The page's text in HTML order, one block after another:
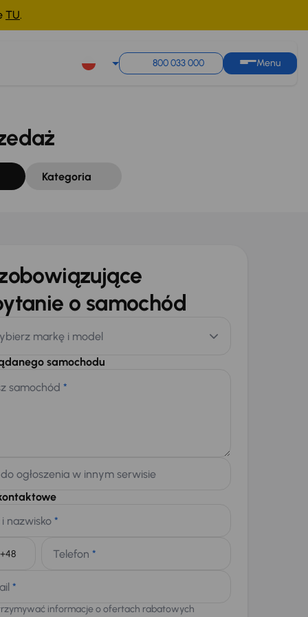
TU.
800 033 000 Menu
Kategoria
o samochód
markę i model
samochodu
samochód *
ogłoszenia w innym serwisie
nazwisko *
Telefon *
*
informacje o ofertach rabatowych